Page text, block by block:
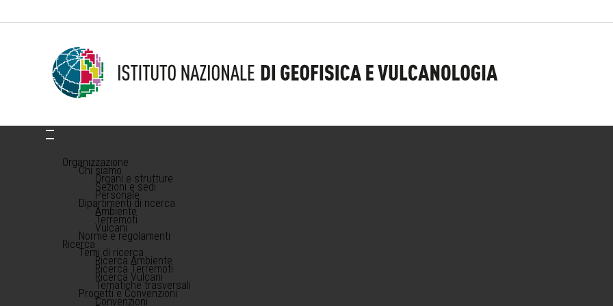
Organizzazione
Chi siamo
Organi e strutture
Sezioni e sedi
Personale
Dipartimenti di ricerca
Ambiente
Terremoti
Vulcani
Norme e regolamenti
Ricerca
Temi di ricerca
Ricerca Ambiente
Ricerca Terremoti
Ricerca Vulcani
Tematiche trasversali
Progetti e Convenzioni
Convenzioni